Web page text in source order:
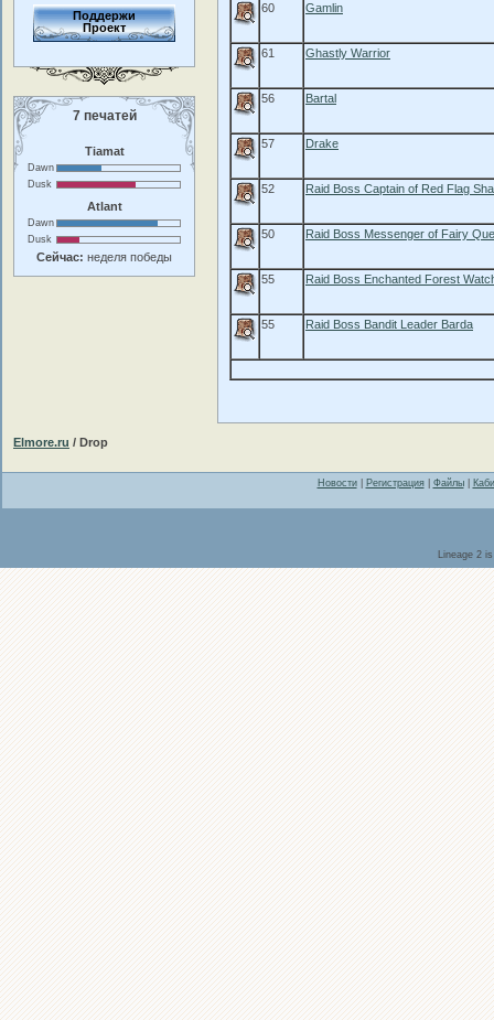
Поддержи
Проект
7 печатей
Tiamat
Dawn
Dusk
Atlant
Dawn
Dusk
Сейчас: неделя победы
60 Gamlin
61 Ghastly Warrior
56 Bartal
57 Drake
52 Raid Boss Captain of Red Flag
50 Raid Boss Messenger of Fairy
55 Raid Boss Enchanted Forest
55 Raid Boss Bandit Leader Barda
Elmore.ru / Drop
Новости| Регистрация| Файлы|
Lineage 2